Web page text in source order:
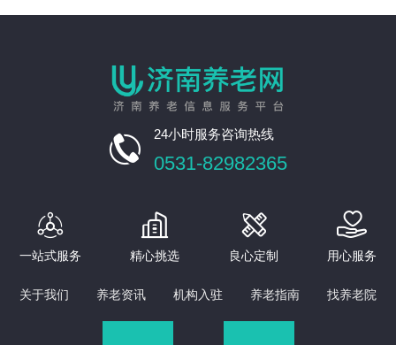
 24小时服务咨询热线
0531-82982365

一站式服务

精心挑选

良心定制

用心服务
关于我们 养老资讯 机构入驻 养老指南 找养老院